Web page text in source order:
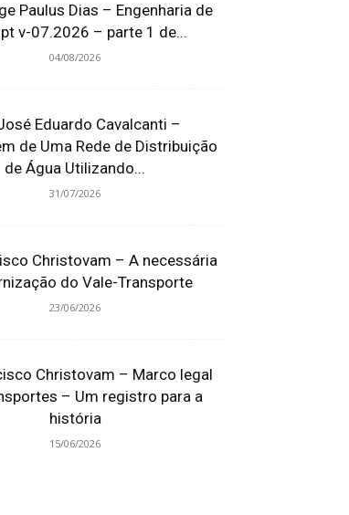
Paulus Dias – Engenharia de
v-07.2026 – parte 1 de...
04/08/2026
Eduardo Cavalcanti –
de Uma Rede de Distribuição
de Água Utilizando...
31/07/2026
Christovam – A necessária
do Vale-Transporte
23/06/2026
Christovam – Marco legal
– Um registro para a
história
15/06/2026